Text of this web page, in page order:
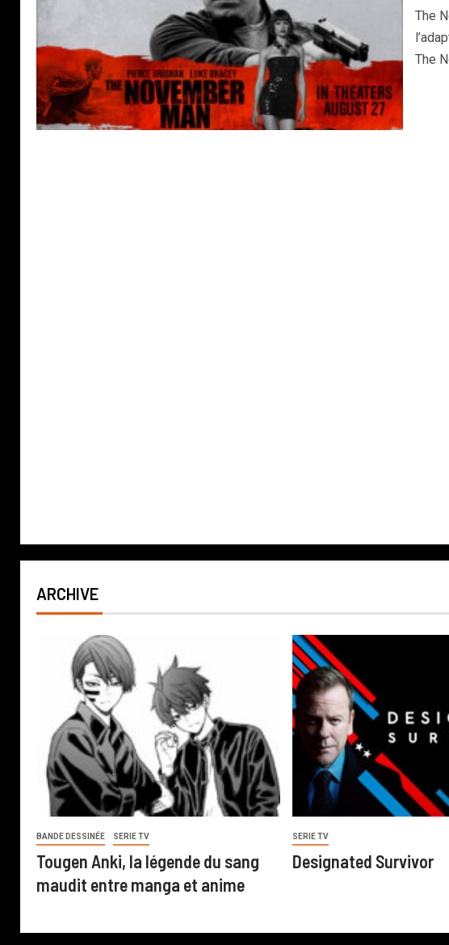
The
The
ARCHIVE
BANDE DESSINÉE SERIE TV
Tougen Anki, la légende du sang
maudit entre manga et anime
SERIE TV
Designated Survivor